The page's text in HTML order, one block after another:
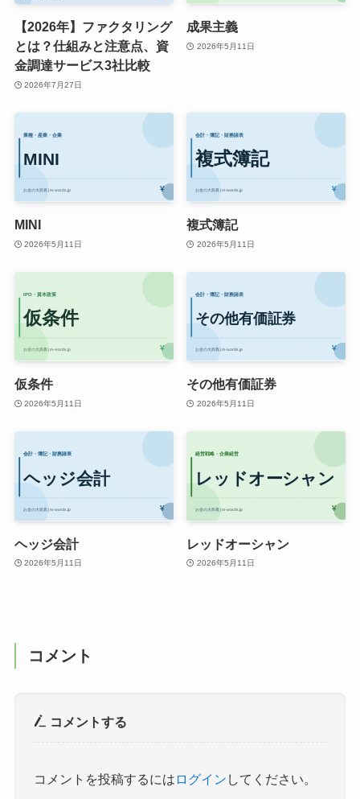
【2026年】ファクタリング
とは？仕組みと注意点、資
金調達サービス3社比較
2026年7月27日
成果主義
2026年5月11日
MINI
2026年5月11日
複式簿記
2026年5月11日
仮条件
2026年5月11日
その他有価証券
2026年5月11日
ヘッジ会計
2026年5月11日
レッドオーシャン
2026年5月11日
コメント
コメントする
コメントを投稿するには ログイン してください。